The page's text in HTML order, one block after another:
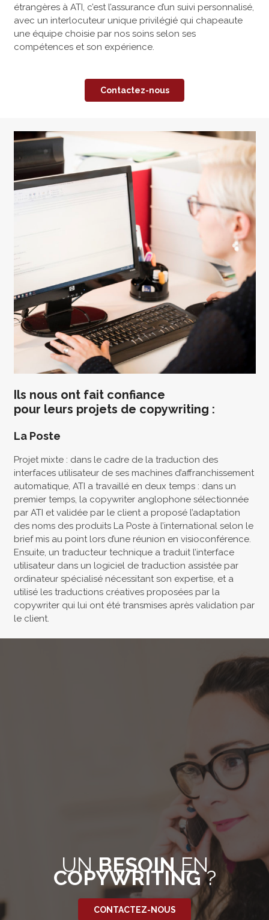
étrangères à ATI, c’est l’assurance d’un suivi personnalisé,
avec un interlocuteur unique privilégié qui chapeaute
une équipe choisie par nos soins selon ses
compétences et son expérience.
Contactez-nous
Ils nous ont fait confiance
pour leurs projets de copywriting :
La Poste
Projet mixte : dans le cadre de la traduction des
interfaces utilisateur de ses machines d’affranchissement
automatique, ATI a travaillé en deux temps : dans un
premier temps, la copywriter anglophone sélectionnée
par ATI et validée par le client a proposé l’adaptation
des noms des produits La Poste à l’international selon le
brief mis au point lors d’une réunion en visioconférence.
Ensuite, un traducteur technique a traduit l’interface
utilisateur dans un logiciel de traduction assistée par
ordinateur spécialisé nécessitant son expertise, et a
utilisé les traductions créatives proposées par la
copywriter qui lui ont été transmises après validation par
le client.
UNBESOIN EN
COPYWRITING?
CONTACTEZ-NOUS